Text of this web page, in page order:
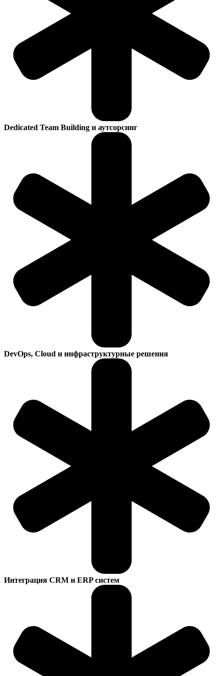
Dedicated Team Building и аутсорсинг
DevOps, Cloud и инфраструктурные решения
Интеграция CRM и ERP систем